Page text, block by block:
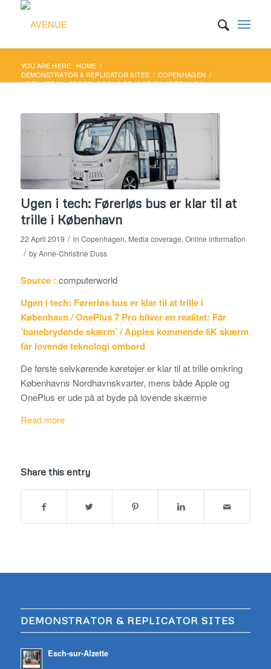
YOU ARE HERE: HOME /
DEMONSTRATOR & REPLICATOR SITES / COPENHAGEN /
UGEN I TECH: FØRERLØS BUS ER KLAR TIL AT TRILLE I
Ugen i tech: Førerløs bus er klar til at
trille i København
22 April 2019 / in Copenhagen, Media coverage, Online information
/ byAnne-Christine Duss
Source : computerworld
Ugen i tech: Førerløs bus er klar til at trille i
København / OnePlus 7 Pro bliver en realitet: Får
’banebrydende skærm’ / Apples kommende 6K skærm
får lovende teknologi ombord
De første selvkørende køretøjer er klar til at trille omkring
Københavns Nordhavnskvarter, mens både Apple og
OnePlus er ude på at byde på lovende skærme
Read more
Share this entry
DEMONSTRATOR & REPLICATOR SITES
Esch-sur-Alzette